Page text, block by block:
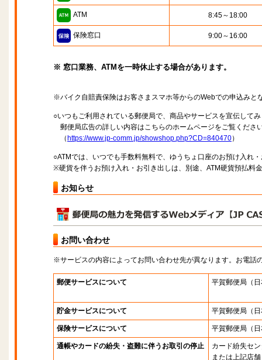
ATM 8:45～18:00
保険窓口 9:00～16:00
※ 窓口業務、ATMを一時休止する場合があります。
※バイク自賠責保険はお客さまスマホ等からのWebでの申込みと
○いつもご利用されている郵便局で、商品やサービスを宣伝して
郵便局広告の詳しい内容はこちらのホームページをご覧くださ
（ https://www.jp-comm.jp/showshop.php?CD=840470）
○ATMでは、いつでも手数料無料で、ゆうちょ口座のお預け入れ
※硬貨を伴うお預け入れ・お引き出しは、別途、ATM硬貨預払料
お知らせ
お問い合わせ
※サービスの内容によってお問い合わせ先が異なります。お電話
郵便サービスについて 平賀郵便局 （
貯金サービスについて 平賀郵便局 （
保険サービスについて 平賀郵便局 （
通帳やカードの紛失・盗難に伴うお取引の停止
カード紛失セ
または上記店舗